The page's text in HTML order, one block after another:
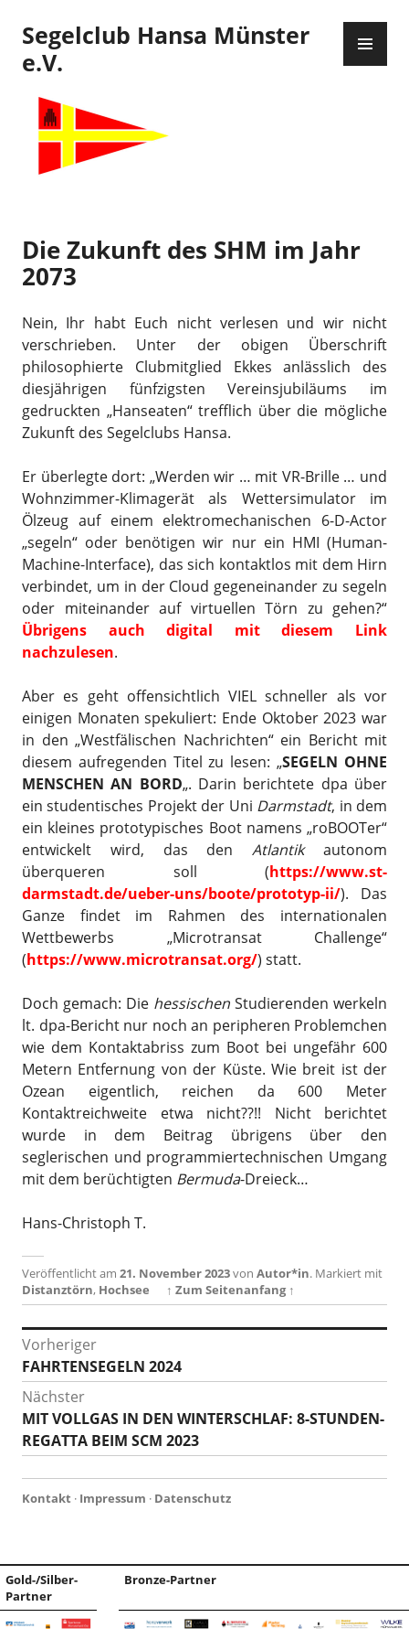
Inhalt
springen
Segelclub Hansa Münster
e.V.
Die Zukunft des SHM im Jahr
2073
Nein, Ihr habt Euch nicht verlesen und wir nicht
verschrieben. Unter der obigen Überschrift
philosophierte Clubmitglied Ekkes anlässlich des
diesjährigen fünfzigsten Vereinsjubiläums im
gedruckten „Hanseaten“ trefflich über die mögliche
Zukunft des Segelclubs Hansa.
Er überlegte dort: „Werden wir … mit VR-Brille … und
Wohnzimmer-Klimagerät als Wettersimulator im
Ölzeug auf einem elektromechanischen 6-D-Actor
„segeln“ oder benötigen wir nur ein HMI (Human-
Machine-Interface), das sich kontaktlos mit dem Hirn
verbindet, um in der Cloud gegeneinander zu segeln
oder miteinander auf virtuellen Törn zu gehen?“
Übrigens auch digital mit diesem Link
nachzulesen.
Aber es geht offensichtlich VIEL schneller als vor
einigen Monaten spekuliert: Ende Oktober 2023 war
in den „Westfälischen Nachrichten“ ein Bericht mit
diesem aufregenden Titel zu lesen: „SEGELN OHNE
MENSCHEN AN BORD„. Darin berichtete dpa über
ein studentisches Projekt der Uni Darmstadt, in dem
ein kleines prototypisches Boot namens „roBOOTer“
entwickelt wird, das denAtlantikautonom
überqueren soll (https://www.st-
darmstadt.de/ueber-uns/boote/prototyp-ii/). Das
Ganze findet im Rahmen des internationalen
Wettbewerbs „Microtransat Challenge“
(https://www.microtransat.org/) statt.
Doch gemach: Die hessischen Studierenden werkeln
lt. dpa-Bericht nur noch an peripheren Problemchen
wie dem Kontaktabriss zum Boot bei ungefähr 600
Metern Entfernung von der Küste. Wie breit ist der
Ozean eigentlich, reichen da 600 Meter
Kontaktreichweite etwa nicht??!! Nicht berichtet
wurde in dem Beitrag übrigens über den
seglerischen und programmiertechnischen Umgang
mit dem berüchtigten Bermuda-Dreieck…
Hans-Christoph T.
Veröffentlicht am 21. November 2023von Autor*in. Markiert mit
Distanztörn, Hochsee ↑ Zum Seitenanfang ↑
Beitragsnavigation
Vorheriger
Vorheriger
Beitrag:
FAHRTENSEGELN 2024
Nächster
Nächster
Beitrag:
MIT VOLLGAS IN DEN WINTERSCHLAF: 8-STUNDEN-
REGATTA BEIM SCM 2023
Gold-/Silber-
Partner
Bronze-Partner
Kontakt · Impressum · Datenschutz